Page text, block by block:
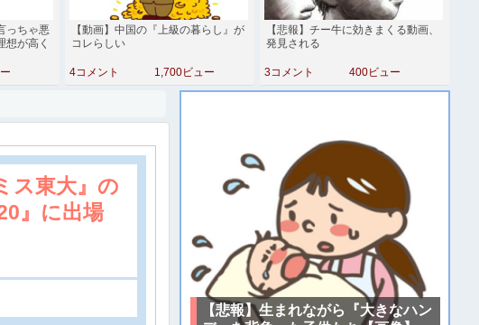
っちゃ悪
想が高く
【動画】中国の『上級の暮らし』が
コレらしい
4コメント 1,700ビュー
【悲報】チー牛に効きまくる動画、
発見される
3コメント 400ビュー
ス東大』の
』に出場
【悲報】生まれながら『大きなハン